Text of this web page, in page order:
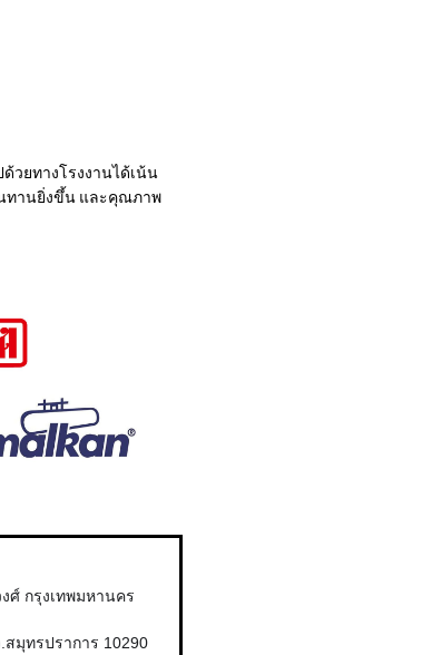
วยทางโรงงานได้เน้น
ทานยิ่งขึ้น และคุณภาพ
ศ์ กรุงเทพมหานคร
สมุทรปราการ 10290